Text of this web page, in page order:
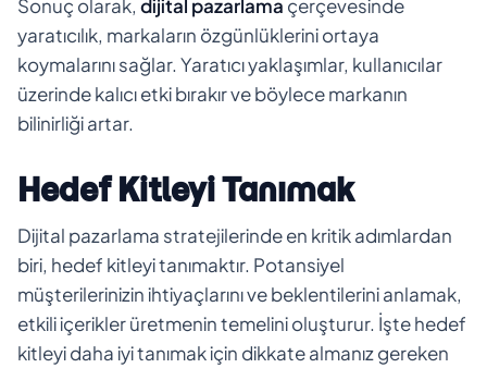
Sonuç olarak, dijital pazarlama çerçevesinde
yaratıcılık, markaların özgünlüklerini ortaya
koymalarını sağlar. Yaratıcı yaklaşımlar, kullanıcılar
üzerinde kalıcı etki bırakır ve böylece markanın
bilinirliği artar.
Hedef Kitleyi Tanımak
Dijital pazarlama stratejilerinde en kritik adımlardan
biri, hedef kitleyi tanımaktır. Potansiyel
müşterilerinizin ihtiyaçlarını ve beklentilerini anlamak,
etkili içerikler üretmenin temelini oluşturur. İşte hedef
kitleyi daha iyi tanımak için dikkate almanız gereken